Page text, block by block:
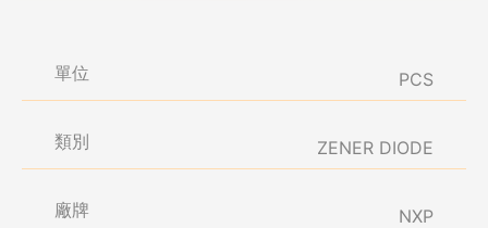
單位 PCS
類別 ZENER DIODE
廠牌 NXP